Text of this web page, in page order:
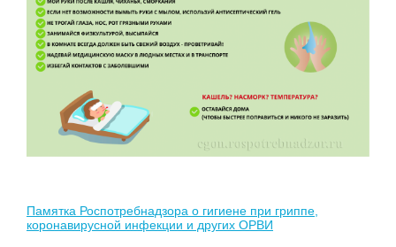
Памятка Роспотребнадзора о гигиене при гриппе,
коронавирусной инфекции и других ОРВИ